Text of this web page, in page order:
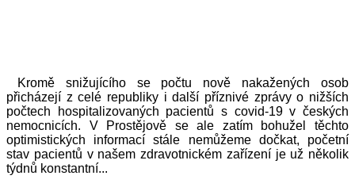
Kromě snižujícího se počtu nově nakažených osob
přicházejí z celé republiky i další příznivé zprávy o nižších
počtech hospitalizovaných pacientů s covid-19 v českých
nemocnicích. V Prostějově se ale zatím bohužel těchto
optimistických informací stále nemůžeme dočkat, početní
stav pacientů v našem zdravotnickém zařízení je už několik
týdnů konstantní...